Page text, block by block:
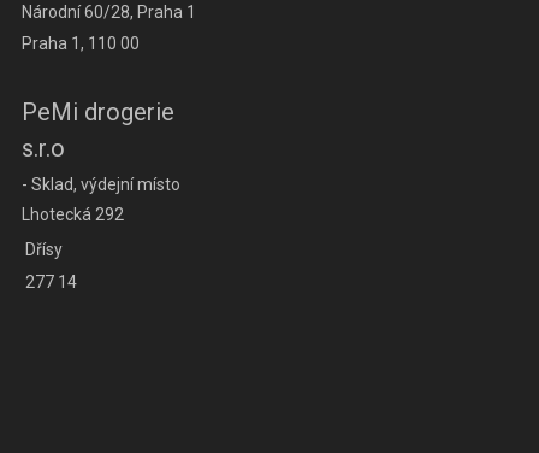
Národní 60/28, Praha 1
Praha 1, 110 00
PeMi drogerie
s.r.o
- Sklad, výdejní místo
Lhotecká 292
Dřísy
277 14